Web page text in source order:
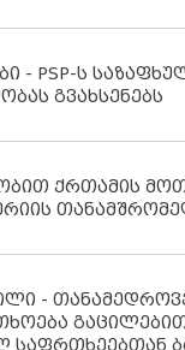
- PSP-ს
გვახსენებს
ქრთამის
-
საფრთხეებთან